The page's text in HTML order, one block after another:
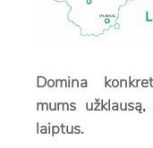
Domina
mums
laiptus.